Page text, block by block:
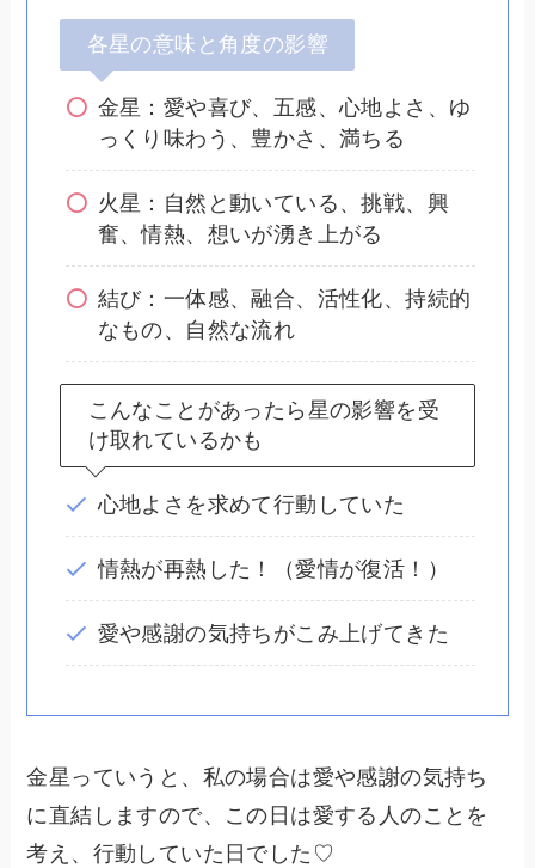
各星の意味と角度の影響
金星：愛や喜び、五感、心地よさ、ゆ
っくり味わう、豊かさ、満ちる
火星：自然と動いている、挑戦、興
奮、情熱、想いが湧き上がる
結び：一体感、融合、活性化、持続的
なもの、自然な流れ
こんなことがあったら星の影響を受
け取れているかも
心地よさを求めて行動していた
情熱が再熱した！（愛情が復活！）
愛や感謝の気持ちがこみ上げてきた
金星っていうと、私の場合は愛や感謝の気持ち
に直結しますので、この日は愛する人のことを
考え、行動していた日でした♡